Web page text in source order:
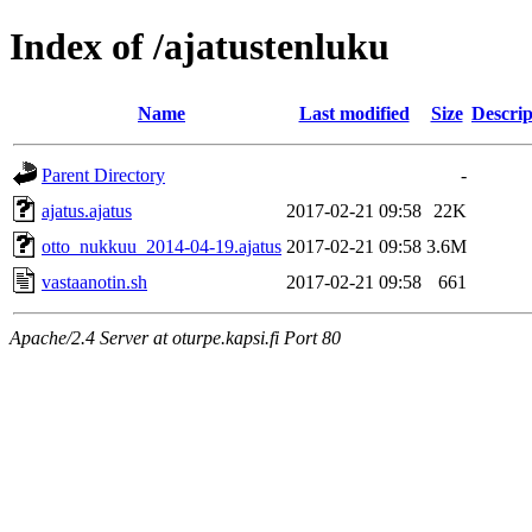
Index of /ajatustenluku
Name Last modified Size
Parent Directory
-
ajatus.ajatus
2017-02-21 09:58
22K
otto_nukkuu_2014-04-19.ajatus 2017-02-21 09:58 3.6M
vastaanotin.sh
2017-02-21 09:58 661
Apache/2.4 Server at oturpe.kapsi.fi Port 80